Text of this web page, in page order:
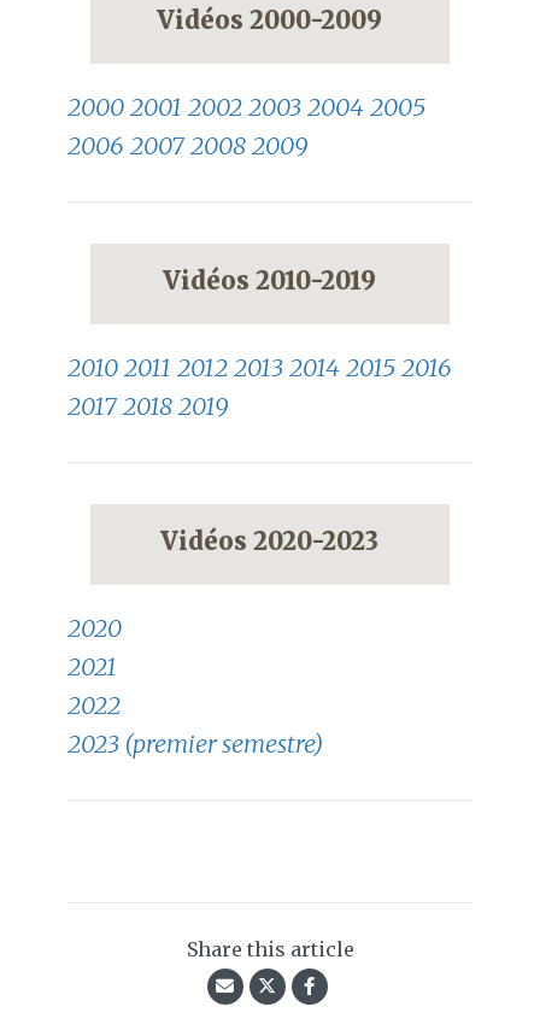
Vidéos 2000-2009
2000 2001 2002 2003 2004 2005
2006 2007 2008 2009
Vidéos 2010-2019
2010 2011 2012 2013 2014 2015 2016
2017 2018 2019
Vidéos 2020-2023
2020
2021
2022
2023 (premier semestre)
Share this article